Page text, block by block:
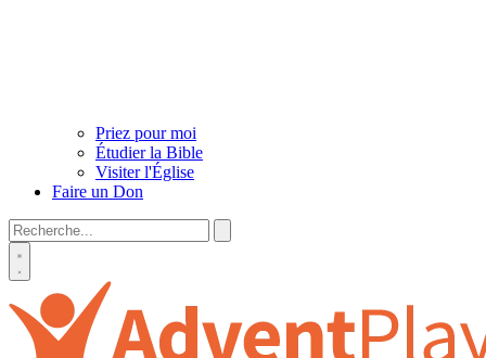
Priez pour moi
Étudier la Bible
Visiter l'Église
Faire un Don